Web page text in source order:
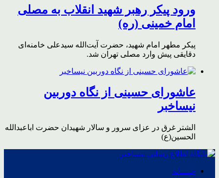
ورود پیکر رهبر شهید انقلاب به مصلی
امام خمینی (ره)
پیکر مطهر امام شهید،‌ حضرت آیت‌الله سیدعلی خامنه‌ای
دقایقی پیش وارد مصلی تهران شد.
عاشورای حسینی از نگاه دوربین
نیساخبر
الشتر غرق در عزای سرور و سالار شهیدان حضرت اباعبدالله
الحسین(ع)
خــــانه